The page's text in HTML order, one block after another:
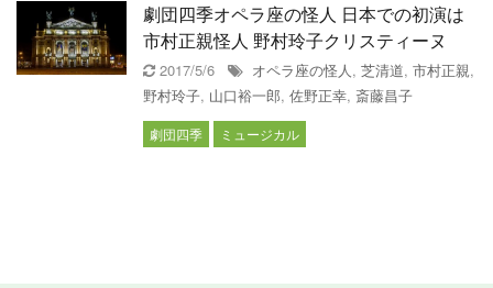
劇団四季オペラ座の怪人 日本での初演は
市村正親怪人 野村玲子クリスティーヌ
2017/5/6 オペラ座の怪人, 芝清道, 市村正親,
野村玲子, 山口裕一郎, 佐野正幸, 斎藤昌子
劇団四季 ミュージカル